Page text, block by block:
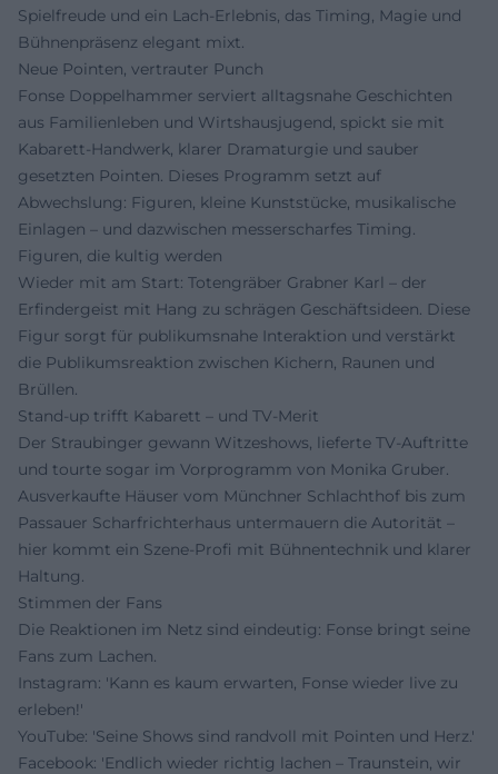
Spielfreude und ein Lach-Erlebnis, das Timing, Magie und
Bühnenpräsenz elegant mixt.
Neue Pointen, vertrauter Punch
Fonse Doppelhammer serviert alltagsnahe Geschichten
aus Familienleben und Wirtshausjugend, spickt sie mit
Kabarett-Handwerk, klarer Dramaturgie und sauber
gesetzten Pointen. Dieses Programm setzt auf
Abwechslung: Figuren, kleine Kunststücke, musikalische
Einlagen – und dazwischen messerscharfes Timing.
Figuren, die kultig werden
Wieder mit am Start: Totengräber Grabner Karl – der
Erfindergeist mit Hang zu schrägen Geschäftsideen. Diese
Figur sorgt für publikumsnahe Interaktion und verstärkt
die Publikumsreaktion zwischen Kichern, Raunen und
Brüllen.
Stand-up trifft Kabarett – und TV-Merit
Der Straubinger gewann Witzeshows, lieferte TV-Auftritte
und tourte sogar im Vorprogramm von Monika Gruber.
Ausverkaufte Häuser vom Münchner Schlachthof bis zum
Passauer Scharfrichterhaus untermauern die Autorität –
hier kommt ein Szene-Profi mit Bühnentechnik und klarer
Haltung.
Stimmen der Fans
Die Reaktionen im Netz sind eindeutig: Fonse bringt seine
Fans zum Lachen.
Instagram: 'Kann es kaum erwarten, Fonse wieder live zu
erleben!'
YouTube: 'Seine Shows sind randvoll mit Pointen und Herz.'
Facebook: 'Endlich wieder richtig lachen – Traunstein, wir